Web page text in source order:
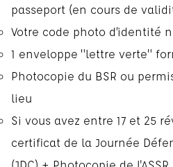
passeport (en cours de
Votre code photo d’identité
1 enveloppe "lettre verte"
Photocopie du BSR ou
lieu
Si vous avez entre 17 et 25
certificat de la Journée